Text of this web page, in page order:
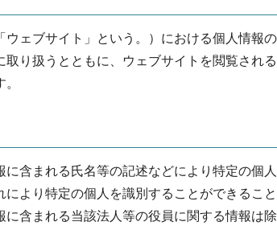
ェブサイト」という。）における個人情報
り扱うとともに、ウェブサイトを閲覧され
含まれる氏名等の記述などにより特定の個
より特定の個人を識別することができるこ
含まれる当該法人等の役員に関する情報は除